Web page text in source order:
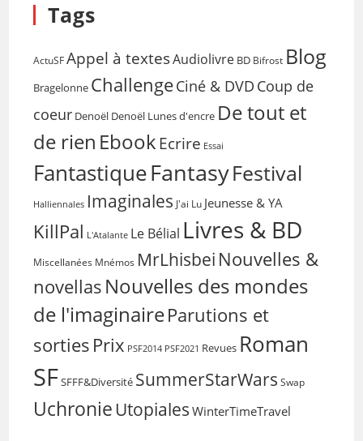
Tags
ActuSF Appel à textesAudiolivre BD Bifrost Blog
Bragelonne ChallengeCiné & DVD Coup de
coeur Denoël Denoël Lunes d'encre De tout et
de rien EbookEcrire Essai
FantastiqueFantasyFestival
Halliennales Imaginales J'ai Lu Jeunesse & YA
KillPal L'Atalante Le Bélial Livres & BD
Miscellanées Mnémos MrLhisbei Nouvelles &
novellas Nouvelles des mondes
de l'imaginaireParutions et
sorties Prix PSF2014 PSF2021 Revues Roman
SFSFFF&Diversité SummerStarWars Swap
Uchronie Utopiales WinterTimeTravel